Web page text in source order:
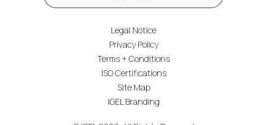
Legal Notice
Privacy Policy
Terms + Conditions
ISO Certifications
Site Map
IGEL Branding